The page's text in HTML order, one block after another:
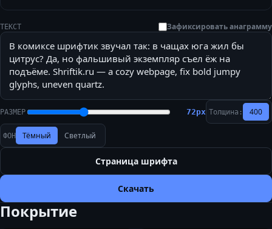
ТЕКСТ Зафиксировать анаграмму
РАЗМЕР 72px Толщина: 400
ФОН Тёмный Светлый
Страница шрифта
Скачать
Покрытие